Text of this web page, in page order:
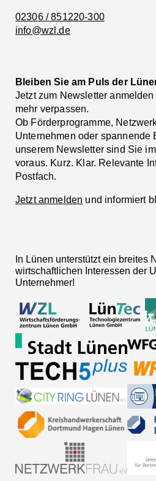
02306 / 851220-300
info@wzl.de
Bleiben Sie am Puls der
Jetzt zum Newsletter
mehr verpassen.
Ob Förderprogramme,
Unternehmen oder spannende
unserem Newsletter sind Sie
voraus. Kurz. Klar. Relevante
Postfach.
Jetzt anmelden und informiert
In Lünen unterstützt ein breites
wirtschaftlichen Interessen der
Unternehmer!